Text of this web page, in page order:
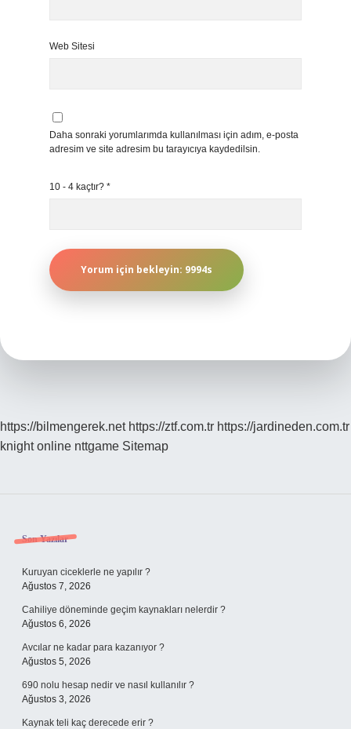
Web Sitesi
Daha sonraki yorumlarımda kullanılması için adım, e-posta
adresim ve site adresim bu tarayıcıya kaydedilsin.
10 - 4 kaçtır? *
https://bilmengerek.net https://ztf.com.tr https://jardineden.com.tr
knight online nttgame Sitemap
Sidebar
Son Yazılar
Kuruyan ciceklerle ne yapılır ?
Ağustos 7, 2026
Cahiliye döneminde geçim kaynakları nelerdir ?
Ağustos 6, 2026
Avcılar ne kadar para kazanıyor ?
Ağustos 5, 2026
690 nolu hesap nedir ve nasıl kullanılır ?
Ağustos 3, 2026
Kaynak teli kaç derecede erir ?